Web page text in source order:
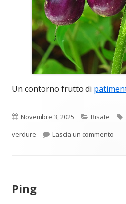
Un contorno frutto di
Pubblicato
Novembre 3, 2025 Categorie
Risate
verdure
Lascia un commento
Ping